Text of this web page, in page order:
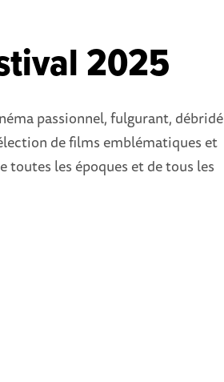
2025
passionnel, fulgurant, débridé
de films emblématiques et
toutes les époques et de tous les